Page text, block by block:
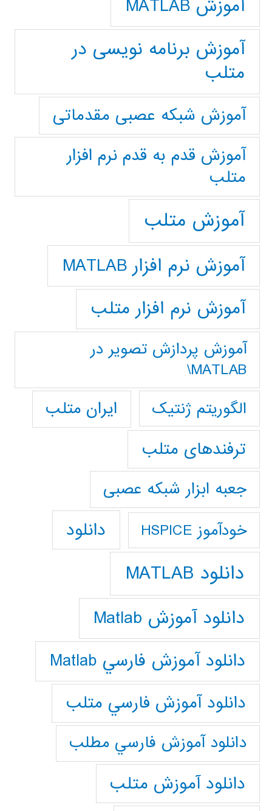
آموزش MATLAB
آموزش برنامه نویسی در
متلب
آموزش شبکه عصبی مقدماتی
آموزش قدم به قدم نرم افزار
متلب
آموزش متلب
آموزش نرم افزار MATLAB
آموزش نرم افزار متلب
آموزش پردازش تصوير در
MATLAB\
الگوریتم ژنتیک
ایران متلب
ترفندهای متلب
جعبه ابزار شبکه عصبی
خودآموز HSPICE دانلود
دانلود MATLAB
دانلود آموزش Matlab
دانلود آموزش فارسي Matlab
دانلود آموزش فارسي متلب
دانلود آموزش فارسي مطلب
دانلود آموزش متلب